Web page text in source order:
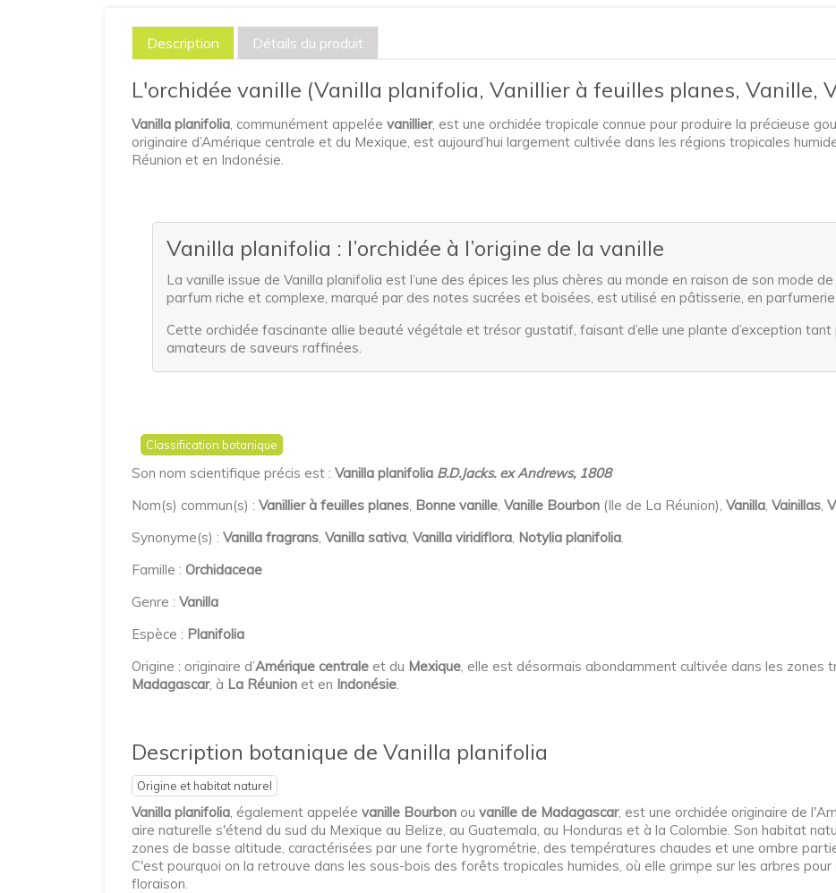
Description Détails du produit
L'orchidée vanille (Vanilla planifolia, Vanillier à feuilles planes, Vanille,
Vanilla planifolia, communément appelée vanillier, est une orchidée tropicale connue pour produire la précieuse
originaire d’Amérique centrale et du Mexique, est aujourd’hui largement cultivée dans les régions tropicales
Réunion et en Indonésie.
Vanilla planifolia : l’orchidée à l’origine de la vanille
La vanille issue de Vanilla planifolia est l’une des épices les plus chères au monde en raison de son mode
parfum riche et complexe, marqué par des notes sucrées et boisées, est utilisé en pâtisserie, en
Cette orchidée fascinante allie beauté végétale et trésor gustatif, faisant d’elle une plante d’exception
amateurs de saveurs raffinées.
Classification botanique
Son nom scientifique précis est : Vanilla planifolia B.D.Jacks. ex Andrews, 1808
Nom(s) commun(s) : Vanillier à feuilles planes Bonne vanille Vanille Bourbon (Ile de La Réunion), Vanilla Vainillas
Synonyme(s) : Vanilla fragrans Vanilla sativa Vanilla viridiflora Notylia planifolia
Famille : Orchidaceae
Genre : Vanilla
Espèce : Planifolia
Origine : originaire d’Amérique centrale et du Mexique , elle est désormais abondamment cultivée dans les zones
Madagascar, à La Réunion et en Indonésie
Description botanique de Vanilla planifolia
Origine et habitat naturel
Vanilla planifolia , également appelée vanille Bourbon ou vanille de Madagascar, est une orchidée originaire de
aire naturelle s'étend du sud du Mexique au Belize, au Guatemala, au Honduras et à la Colombie. Son habitat
zones de basse altitude, caractérisées par une forte hygrométrie, des températures chaudes et une ombre
C'est pourquoi on la retrouve dans les sous-bois des forêts tropicales humides, où elle grimpe sur les arbres
floraison.